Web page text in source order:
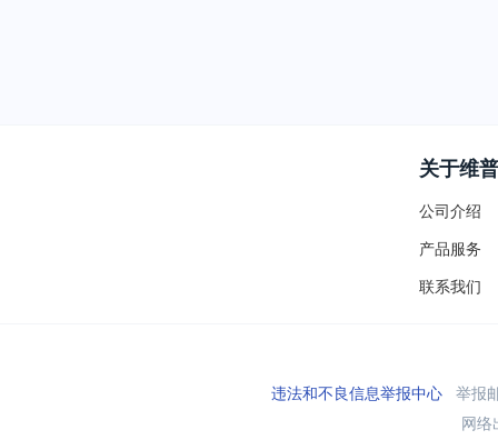
关于维普
公司介绍
产品服务
联系我们
违法和不良信息举报中心举报
网